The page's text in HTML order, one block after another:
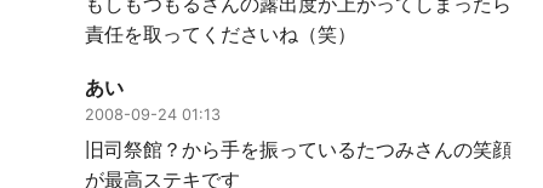
責任を取ってくださいね（笑）
あい
2008-09-24 01:13
旧司祭館？から手を振っているたつみさんの笑顔
が最高ステキです